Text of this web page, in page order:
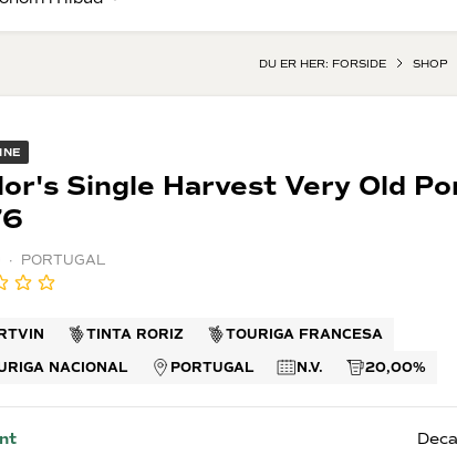
di
du
Ripasso
Hvid Bourgogne
& Armagnac
spiritus
to drink
DU ER HER: FORSIDE SHOP
Single Harvest Very Old
· PORTUGAL
TINTA RORIZ
TOURIGA FRANCESA
NACIONAL
PORTUGAL N.V. 20,00%